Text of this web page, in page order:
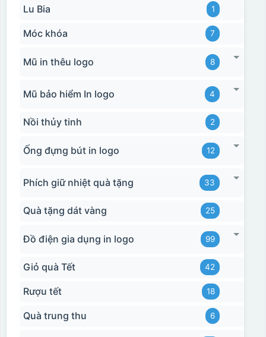
Lu Bia 1
Móc khóa 7
Mũ in thêu logo 8
Mũ bảo hiểm In logo 4
Nồi thủy tinh 2
Ống đựng bút in logo 12
Phích giữ nhiệt quà tặng 33
Quà tặng dát vàng 25
Đồ điện gia dụng in logo 99
Giỏ quà Tết 42
Rượu tết 18
Quà trung thu 6